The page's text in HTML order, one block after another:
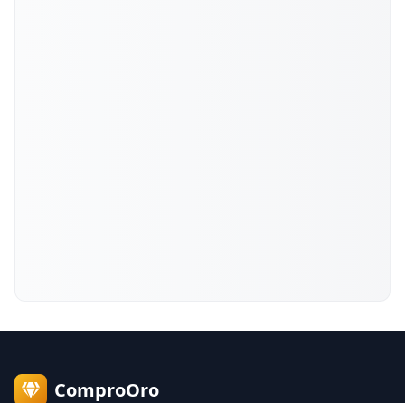
ComproOro